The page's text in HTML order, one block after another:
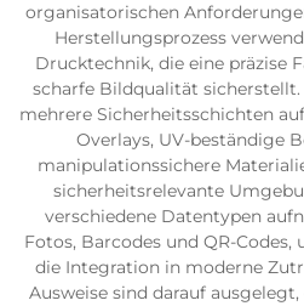
organisatorischen
Herstellungsprozess
Drucktechnik, die eine präzise
scharfe Bildqualität
mehrere Sicherheitsschichten
Overlays, UV-beständige
manipulationssichere
sicherheitsrelevante
verschiedene Datentypen
Fotos, Barcodes und QR-
die Integration in moderne
Ausweise sind darauf